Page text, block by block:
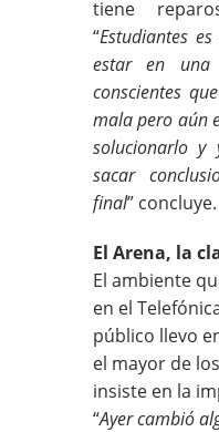
tiene
“Estudiantes
estar en una
conscientes
mala pero aún
solucionarlo
sacar
final” concluye.
El Arena, la
El ambiente
en el
público llevo
el mayor de
insiste en la
“Ayer cambió